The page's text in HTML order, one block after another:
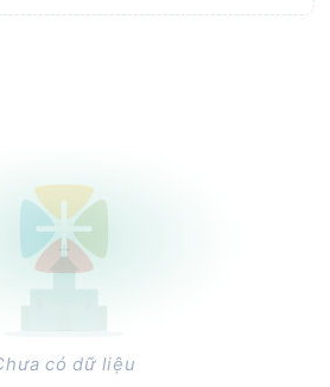
có dữ liệu